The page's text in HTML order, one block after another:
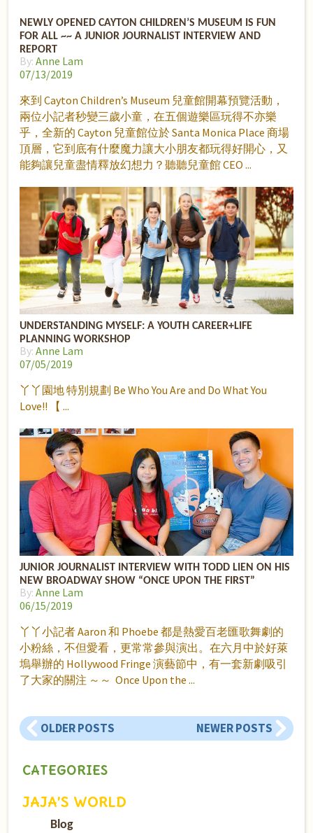
NEWLY OPENED CAYTON CHILDREN’S MUSEUM IS FUN
FOR ALL ~~ A JUNIOR JOURNALIST INTERVIEW AND
REPORT
By: Anne Lam
07/13/2019
來到 Cayton Children’s Museum 兒童館開幕預覽活動，
兩位小記者秒變三歲小童，在五個遊樂區玩得不亦樂
乎，全新的 Cayton 兒童館位於 Santa Monica Place 商場
頂層，它到底有什麼魔力讓大小朋友都玩得好開心，又
能夠讓兒童盡情釋放幻想力？聽聽兒童館 CEO
UNDERSTANDING MYSELF: A YOUTH CAREER+LIFE
PLANNING WORKSHOP
By: Anne Lam
07/05/2019
丫丫園地 特別規劃 Be Who You Are and Do What You
Love!! 【
JUNIOR JOURNALIST INTERVIEW WITH TODD LIEN ON HIS
NEW BROADWAY SHOW “ONCE UPON THE FIRST”
By: Anne Lam
06/15/2019
丫丫小記者 Aaron 和 Phoebe 都是熱愛百老匯歌舞劇的
小粉絲，不但愛看，更常常參與演出。在六月中於好萊
塢舉辦的 Hollywood Fringe 演藝節中，有一套新劇吸引
了大家的關注 ～～ Once Upon the
OLDER POSTS NEWER POSTS
CATEGORIES
JAJA’S WORLD
Blog